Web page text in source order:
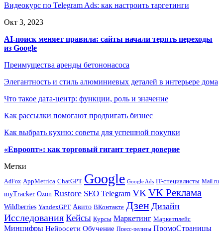
Видеокурс по Telegram Ads: как настроить таргетинги
Окт 3, 2023
AI-поиск меняет правила: сайты начали терять переходы
из Google
Преимущества аренды бетононасоса
Элегантность и стиль алюминиевых деталей в интерьере дома
Что такое дата-центр: функции, роль и значение
Как рассылки помогают продвигать бизнес
Как выбрать кухню: советы для успешной покупки
«Евроопт»: как торговый гигант теряет доверие
Метки
AdFox AppMetrica ChatGPT Google Google Ads IT-специалисты Mail.ru
myTracker Ozon Rustore SEO Telegram VKVK Реклама
Wildberries YandexGPT Авито ВКонтакте Дзен Дизайн
ИсследованияКейсы Курсы Маркетинг Маркетплейс
Минцифры Нейросети Обучение Пресс-релизы ПромоСтраницы